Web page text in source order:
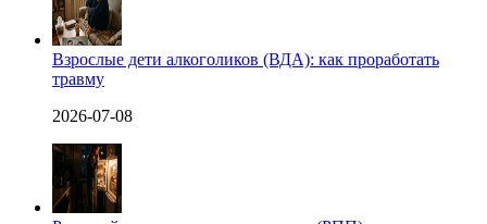
Взрослые дети алкоголиков (ВДА): как проработать
травму
2026-07-08